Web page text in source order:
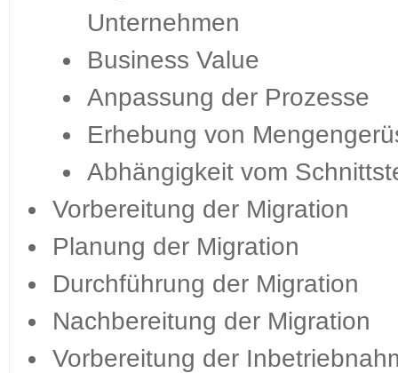
Unternehmen
Business Value
Anpassung der Prozesse
Erhebung von
Abhängigkeit vom
Vorbereitung der Migration
Planung der Migration
Durchführung der Migration
Nachbereitung der Migration
Vorbereitung der